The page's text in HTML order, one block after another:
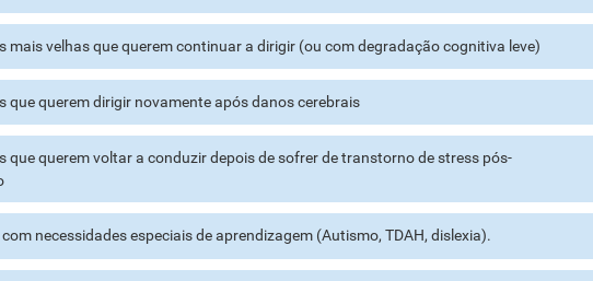
mais velhas que querem continuar a dirigir (ou com degradação cognitiva leve)
que querem dirigir novamente após danos cerebrais
que querem voltar a conduzir depois de sofrer de transtorno de stress pós-
necessidades especiais de aprendizagem (Autismo, TDAH, dislexia).